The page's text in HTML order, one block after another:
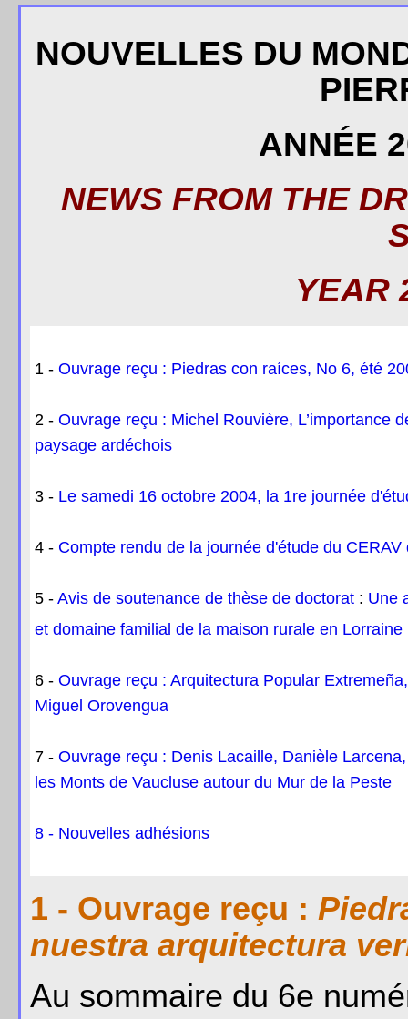
NOUVELLES DU
ANNÉE
NEWS FROM THE
YEAR
1 - Ouvrage reçu : Piedras con raíces, No 6, été
2 - Ouvrage reçu : Michel Rouvière, L’importance
paysage ardéchois
3 - Le samedi 16 octobre 2004, la 1re journée
4 - Compte rendu de la journée d'étude du
5 - Avis de soutenance de thèse de doctorat : Une
et domaine familial de la maison rurale en Lorraine
6 - Ouvrage reçu : Arquitectura Popular
Miguel Orovengua
7 - Ouvrage reçu : Denis Lacaille, Danièle
les Monts de Vaucluse autour du Mur de la Peste
8 - Nouvelles adhésions
1 - Ouvrage reçu :
nuestra arquitectura
Au sommaire du 6e